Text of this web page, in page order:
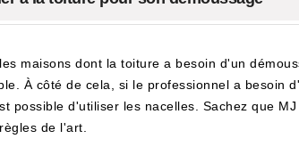
maisons dont la toiture a besoin d'un
À côté de cela, si le professionnel a besoin
possible d'utiliser les nacelles. Sachez que
de l'art.